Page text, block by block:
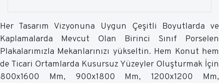
Her Tasarım Vizyonuna Uygun Çeşitli Boyutlarda ve
Kaplamalarda Mevcut Olan Birinci Sınıf Porselen
Plakalarımızla Mekanlarınızı yükseltin. Hem Konut hem
de Ticari Ortamlarda Kusursuz Yüzeyler Oluşturmak İçin
800x1600 Mm, 900x1800 Mm, 1200x1200 Mm,